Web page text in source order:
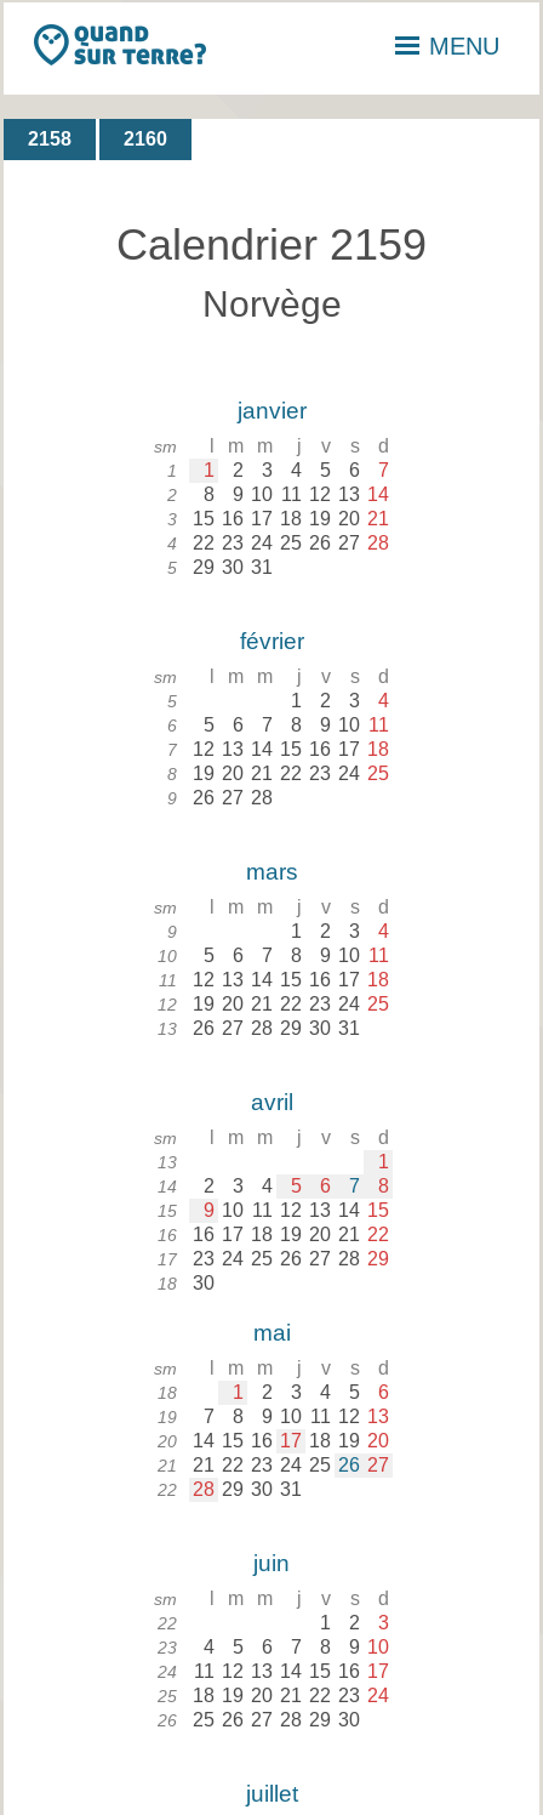
MENU
2158 2160
Calendrier 2159
Norvège
janvier
sm m m j v s d
1 1 2 3 4 5 6 7
2 8 9 10 11 12 13 14
3 15 16 17 18 19 20 21
4 22 23 24 25 26 27 28
5 29 30 31
février
sm m m j v s d
5 1 2 3 4
6 5 6 7 8 9 10 11
7 12 13 14 15 16 17 18
8 19 20 21 22 23 24 25
9 26 27 28
mars
sm m m j v s d
9 1 2 3 4
10 5 6 7 8 9 10 11
11 12 13 14 15 16 17 18
12 19 20 21 22 23 24 25
13 26 27 28 29 30 31
avril
sm m m j v s d
13 1
14 2 3 4 5 6 7 8
15 9 10 11 12 13 14 15
16 16 17 18 19 20 21 22
17 23 24 25 26 27 28 29
18 30
mai
sm m m j v s d
18 1 2 3 4 5 6
19 7 8 9 10 11 12 13
20 14 15 16 17 18 19 20
21 21 22 23 24 25 26 27
22 28 29 30 31
juin
sm m m j v s d
22 1 2 3
23 4 5 6 7 8 9 10
24 11 12 13 14 15 16 17
25 18 19 20 21 22 23 24
26 25 26 27 28 29 30
juillet